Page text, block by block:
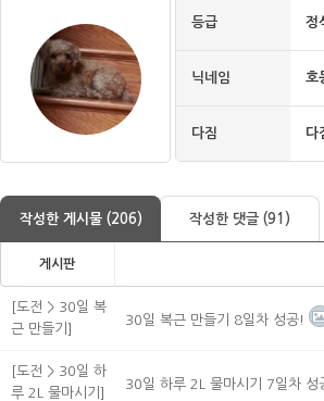
등급 정
닉네임 호
다짐 다
작성한 게시물 (206) 작성한 댓글 (91)
게시판
[도전 > 30일 복
근 만들기]
30일 복근 만들기 8일차 성공!
[도전 > 30일 하
루 2L 물마시기]
30일 하루 2L 물마시기 7일차 성